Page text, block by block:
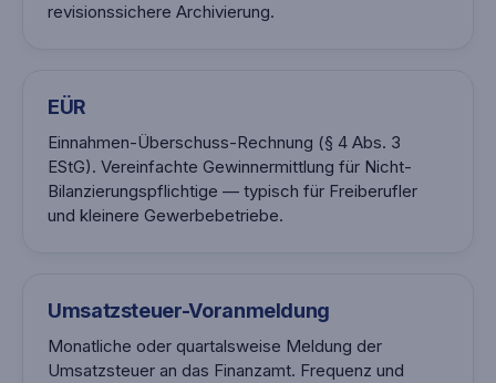
revisionssichere Archivierung.
EÜR
Einnahmen-Überschuss-Rechnung (§ 4 Abs. 3
EStG). Vereinfachte Gewinnermittlung für Nicht-
Bilanzierungspflichtige — typisch für Freiberufler
und kleinere Gewerbebetriebe.
Umsatzsteuer-Voranmeldung
Monatliche oder quartalsweise Meldung der
Umsatzsteuer an das Finanzamt. Frequenz und